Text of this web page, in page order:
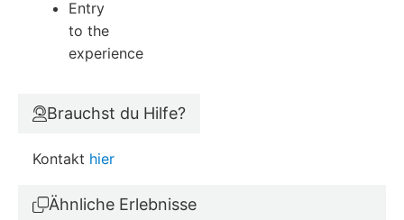
Entry
to the
experience
Brauchst du Hilfe?
Kontakt hier
Ähnliche Erlebnisse